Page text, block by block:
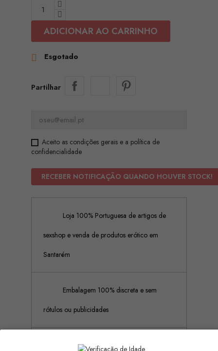
ADICIONAR AO CARRINHO
 Esgotado
Partilhar
Aceito as condições gerais e a política de
confidencialidade
RECEBER NOTIFICAÇÃO QUANDO HOUVER STOCK!
Loja 100% Portuguesa de artigos de
sexshop e venda de produtos erótico em
Santarém
Embalagem 100% discreta e sem
rótulos ou publicidades
Pagamento Seguro (Aceitamos